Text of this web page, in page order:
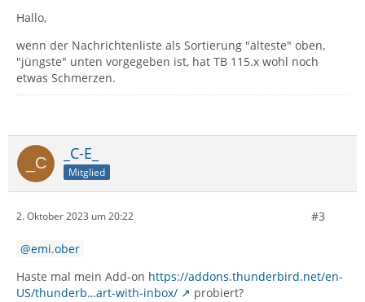
Hallo,
wenn der Nachrichtenliste als Sortierung "älteste" oben,
"jüngste" unten vorgegeben ist, hat TB 115.x wohl noch
etwas Schmerzen.
_C-E_
Mitglied
2. Oktober 2023 um 20:22 #3
emi.ober
Haste mal mein Add-on https://addons.thunderbird.net/en-
US/thunderb…art-with-inbox/
probiert?